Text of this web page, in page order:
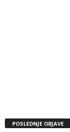
POSLEDNJE OBJAVE